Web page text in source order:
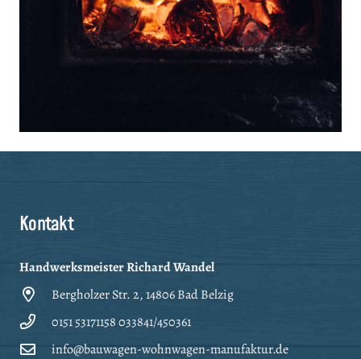
Kontakt
Handwerksmeister Richard Wandel
Bergholzer Str. 2, 14806 Bad Belzig
0151 53171158 033841/450361
info@bauwagen-wohnwagen-manufaktur.de